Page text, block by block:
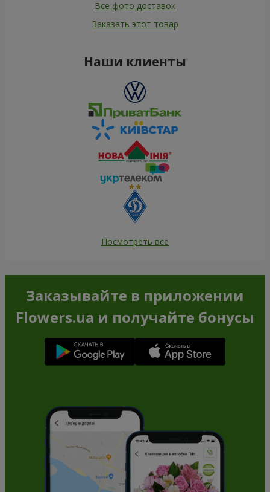
Все фото доставок
Заказать этот товар
Наши клиенты
Посмотреть все
Заказывайте в приложении
Flowers.ua и получайте бонусы